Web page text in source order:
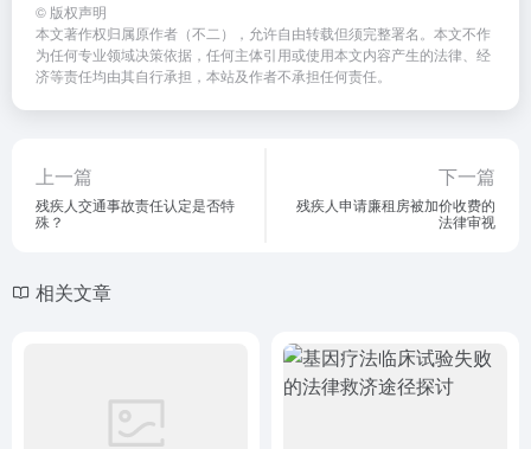
© 版权声明
本文著作权归属原作者（不二），允许自由转载但须完整署名。本文不作
为任何专业领域决策依据，任何主体引用或使用本文内容产生的法律、经
济等责任均由其自行承担，本站及作者不承担任何责任。
上一篇
残疾人交通事故责任认定是否特
殊？
下一篇
残疾人申请廉租房被加价收费的
法律审视
相关文章